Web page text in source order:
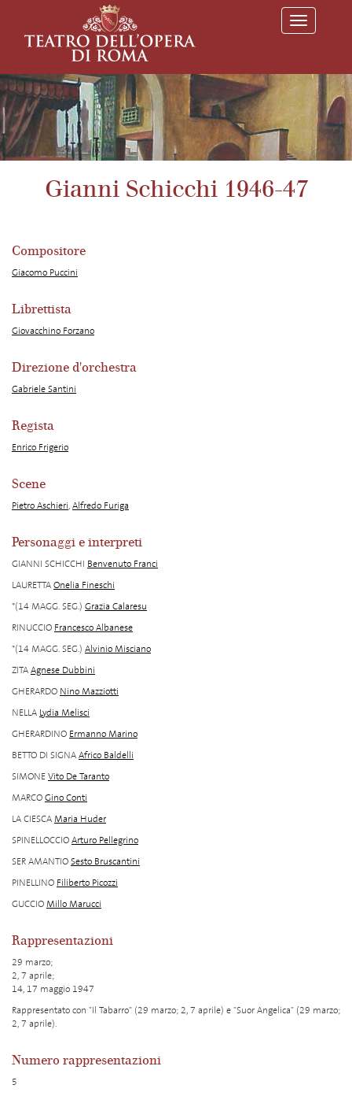
T
o
l
t
i
Gianni Schicchi 1946-47
Compositore
Giacomo Puccini
Librettista
Giovacchino Forzano
Direzione d'orchestra
Gabriele Santini
Regista
Enrico Frigerio
Scene
Pietro Aschieri,Alfredo Furiga
Personaggi e interpreti
GIANNI SCHICCHI Benvenuto Franci
LAURETTAOnelia Fineschi
*(14 MAGG. SEG.) Grazia Calaresu
RINUCCIO Francesco Albanese
*(14 MAGG. SEG.) Alvinio Misciano
ZITAAgnese Dubbini
GHERARDO Nino Mazziotti
NELLA Lydia Melisci
GHERARDINO Ermanno Marino
BETTO DI SIGNAAfrico Baldelli
SIMONEVito De Taranto
MARCOGino Conti
LA CIESCAMaria Huder
SPINELLOCCIOArturo Pellegrino
SER AMANTIOSesto Bruscantini
PINELLINO Filiberto Picozzi
GUCCIOMillo Marucci
Rappresentazioni
29 marzo;
2, 7 aprile;
14, 17 maggio 1947
Rappresentato con "Il Tabarro" (29 marzo; 2, 7 aprile) e "Suor Angelica" (29 marzo;
2, 7 aprile).
Numero rappresentazioni
5